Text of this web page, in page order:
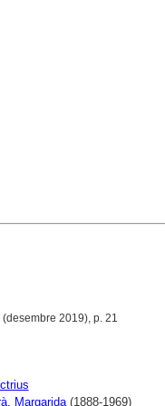
2019), p. 21
Margarida(1888-1969)